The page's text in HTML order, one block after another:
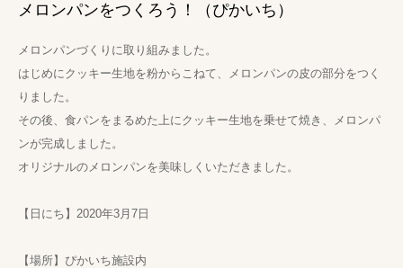
メロンパンをつくろう！（ぴかいち）
メロンパンづくりに取り組みました。
はじめにクッキー生地を粉からこねて、メロンパンの皮の部分をつく
りました。
その後、食パンをまるめた上にクッキー生地を乗せて焼き、メロンパ
ンが完成しました。
オリジナルのメロンパンを美味しくいただきました。
【日にち】2020年3月7日
【場所】ぴかいち施設内
ブログ